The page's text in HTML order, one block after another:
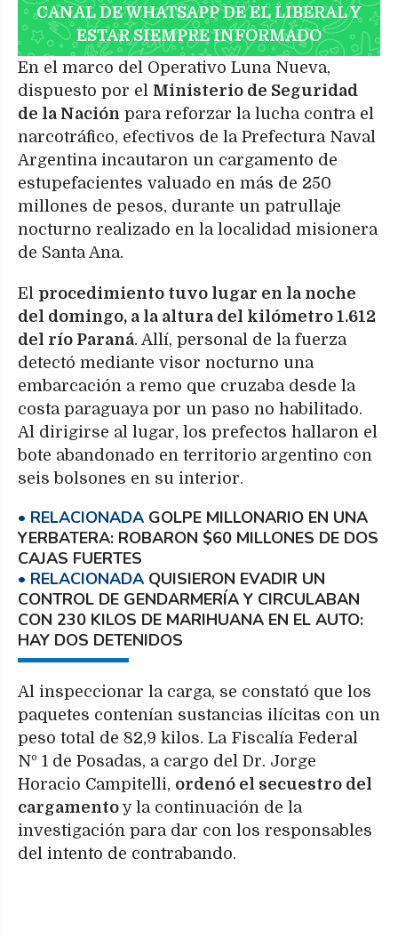
CANAL DE WHATSAPP DE EL LIBERAL Y
ESTAR SIEMPRE INFORMADO
En el marco del Operativo Luna Nueva,
dispuesto por el Ministerio de Seguridad
de la Nación para reforzar la lucha contra el
narcotráfico, efectivos de la Prefectura Naval
Argentina incautaron un cargamento de
estupefacientes valuado en más de 250
millones de pesos, durante un patrullaje
nocturno realizado en la localidad misionera
de Santa Ana.
El procedimiento tuvo lugar en la noche
del domingo, a la altura del kilómetro 1.612
del río Paraná. Allí, personal de la fuerza
detectó mediante visor nocturno una
embarcación a remo que cruzaba desde la
costa paraguaya por un paso no habilitado.
Al dirigirse al lugar, los prefectos hallaron el
bote abandonado en territorio argentino con
seis bolsones en su interior.
GOLPE MILLONARIO EN UNA
YERBATERA: ROBARON $60 MILLONES DE DOS
CAJAS FUERTES
QUISIERON EVADIR UN
CONTROL DE GENDARMERÍA Y CIRCULABAN
CON 230 KILOS DE MARIHUANA EN EL AUTO:
HAY DOS DETENIDOS
Al inspeccionar la carga, se constató que los
paquetes contenían sustancias ilícitas con un
peso total de 82,9 kilos. La Fiscalía Federal
Nº 1 de Posadas, a cargo del Dr. Jorge
Horacio Campitelli, ordenó el secuestro del
cargamento y la continuación de la
investigación para dar con los responsables
del intento de contrabando.